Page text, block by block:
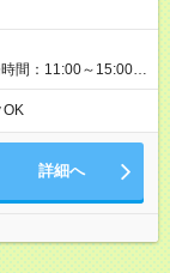
間：11:00～15:00
の予定も立てやすい
OK
詳細へ